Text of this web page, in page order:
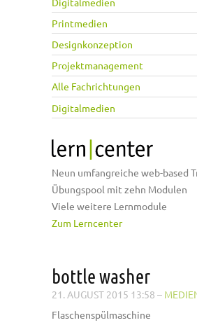
Printmedien
Designkonzeption
Projektmanagement
Alle Fachrichtungen
Digitalmedien
Neun umfangreiche web-based
Übungspool mit zehn Modulen
Viele weitere Lernmodule
Zum Lerncenter
bottle washer
21. AUGUST 2015 13:58 –
Flaschenspülmaschine